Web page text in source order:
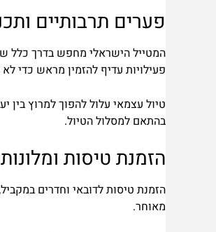
פערים תרבותיים
המטייל הישראלי מחפש בדרך כלל
פעילויות עדיף להזמין מראש כדי
טיול עצמאי עלול להפוך למרוץ בין
בהתאם למסלול הטיול.
הזמנת טיסות
הזמנת טיסות לדובאי וחדרים
מאוחר.